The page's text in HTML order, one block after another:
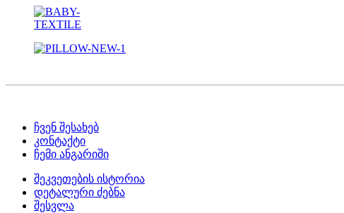
ჩვენ შესახებ
კონტაქტი
ჩემი ანგარიში
შეკვეთების ისტორია
დეტალური ძებნა
შესვლა